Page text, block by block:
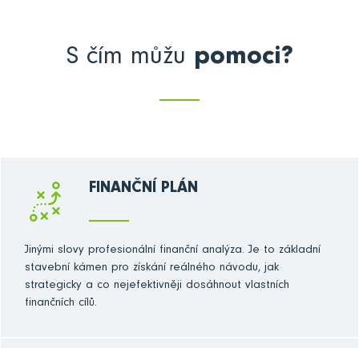
S čím můžu pomoci?
FINANČNÍ PLÁN
Jinými slovy profesionální finanční analýza. Je to základní
stavební kámen pro získání reálného návodu, jak
strategicky a co nejefektivněji dosáhnout vlastních
finančních cílů.